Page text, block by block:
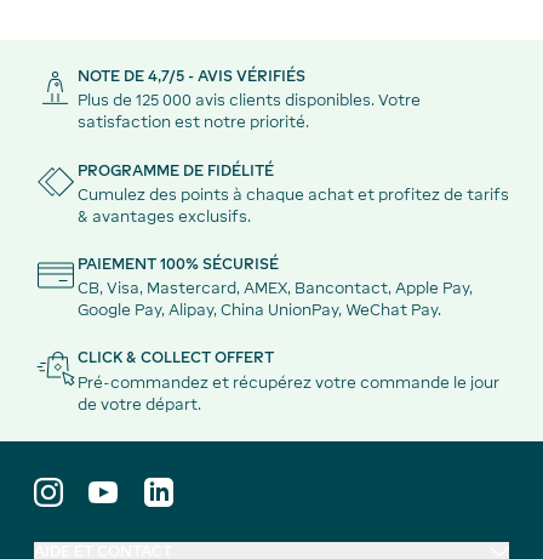
NOTE DE 4,7/5 - AVIS VÉRIFIÉS
Plus de 125 000 avis clients disponibles. Votre
satisfaction est notre priorité.
PROGRAMME DE FIDÉLITÉ
Cumulez des points à chaque achat et profitez de tarifs
& avantages exclusifs.
PAIEMENT 100% SÉCURISÉ
CB, Visa, Mastercard, AMEX, Bancontact, Apple Pay,
Google Pay, Alipay, China UnionPay, WeChat Pay.
CLICK & COLLECT OFFERT
Pré-commandez et récupérez votre commande le jour
de votre départ.